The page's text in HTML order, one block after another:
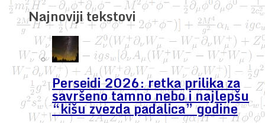
Najnoviji tekstovi
Perseidi 2026: retka prilika za
savršeno tamno nebo i najlepšu
“kišu zvezda padalica” godine